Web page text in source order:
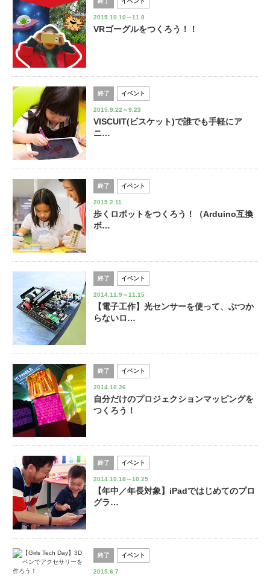
2015.10.10～11.8
VRゴーグルをつくろう！！
終了 イベント
2015.9.22～9.23
VISCUIT(ビスケット)で誰でも手軽にア
ニ…
終了 イベント
2015.2.11
歩くロボットをつくろう！（Arduino互換
ボ…
終了 イベント
2014.11.9～11.15
【電子工作】光センサーを使って、ぶつか
らないロ…
終了 イベント
2014.10.26
自分だけのプロジェクションマッピングを
つくろう！
終了 イベント
2014.10.18～10.25
【年中／年長対象】iPadではじめてのプロ
グラ…
終了 イベント
2015.6.7